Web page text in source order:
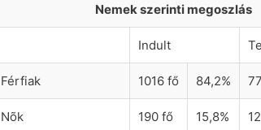
Nemek szerinti megoszlás
Indult
Férfiak 1016 fő 84,2%
Nõk 190 fő 15,8%